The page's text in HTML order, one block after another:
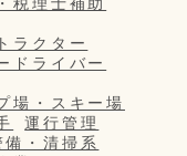
ラクター
ドライバー
場・スキー場
運行管理
備・清掃系